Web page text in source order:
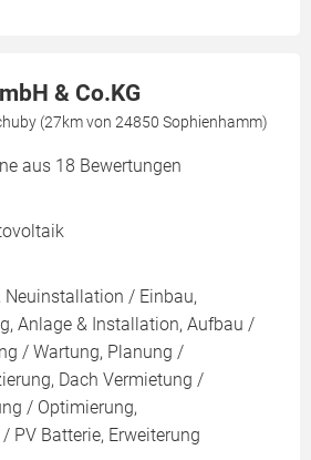
& Co.KG
(27km von 24850 Sophienhamm)
aus 18 Bewertungen
Neuinstallation / Einbau,
Anlage & Installation, Aufbau /
/ Wartung, Planung /
Dach Vermietung /
/ Optimierung,
PV Batterie, Erweiterung